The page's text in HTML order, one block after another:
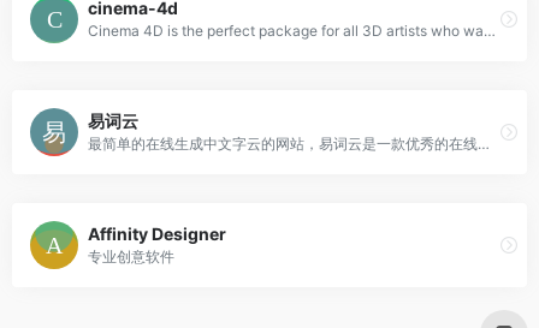
cinema-4d
Cinema 4D is the perfect package for all 3D artists who want to achieve breathtaking results fast and hassle-free.
易词云
最简单的在线生成中文字云的网站，易词云是一款优秀的在线中文词云生成网站，具有分词功能，内含多种形状模板，不同的配色方案，可供选择
Affinity Designer
专业创意软件